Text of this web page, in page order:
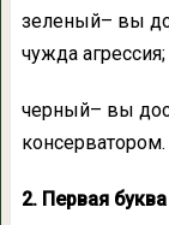
зеленый– вы
чужда агрессия;
черный– вы
консерватором.
2. Первая